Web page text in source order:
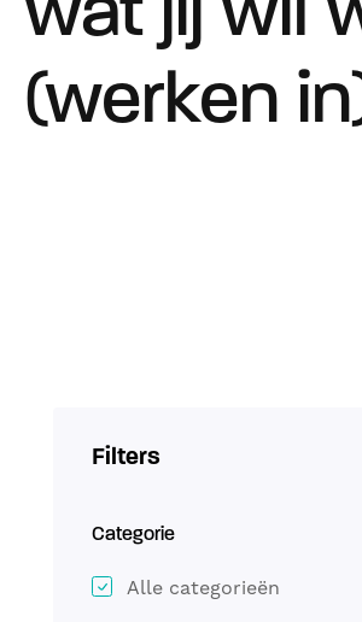
wat jij wil
(werken
Filters
Categorie
Alle categorieën